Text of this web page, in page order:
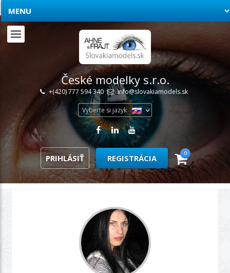
České modelky s.r.o.
+(420) 777 594 340 info@slovakiamodels.sk
Vyberte si jazyk
PRIHLÁSIŤ REGISTRÁCIA 0